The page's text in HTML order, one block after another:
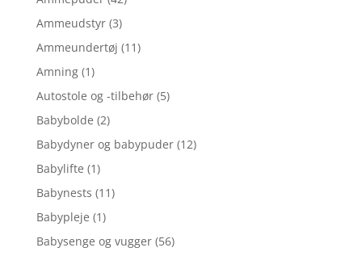
Ammeudstyr (3)
Ammeundertøj (11)
Amning (1)
Autostole og -tilbehør (5)
Babybolde (2)
Babydyner og babypuder (12)
Babylifte (1)
Babynests (11)
Babypleje (1)
Babysenge og vugger (56)